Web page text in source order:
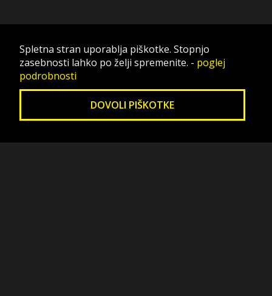
Spletna stran uporablja piškotke. Stopnjo
zasebnosti lahko po želji spremenite. - poglej
podrobnosti
DOVOLI PIŠKOTKE